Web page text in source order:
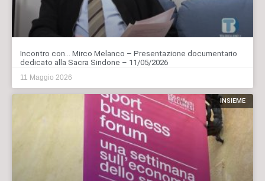
Incontro con… Mirco Melanco – Presentazione documentario
dedicato alla Sacra Sindone – 11/05/2026
11 Maggio 2026
INSIEME